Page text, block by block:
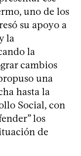
uno de los
su apoyo a
la
la
cambios
una
hasta la
Social, con
los
de